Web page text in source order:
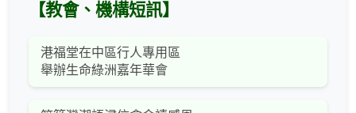
【教會、機構短訊】
港福堂在中區行人專用區
舉辦生命綠洲嘉年華會